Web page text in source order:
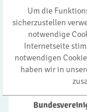
Um die
sicherzustellen
notwendige
Internetseite
notwendigen
haben wir in
Der
Köln/Berlin, 9.
aus der
Deutschland